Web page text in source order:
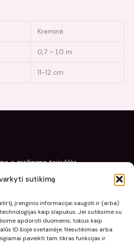
sutikimą
įrenginio informacijai saugoti ir (arba)
kaip slapukus. Jei sutiksime su
apdoroti duomenis, tokius kaip
ID šioje svetainėje. Nesutikimas arba
paveikti tam tikras funkcijas ir
Kreminė
0,7 – 1,0 m
11-12 cm
ir grąžinimo taisyklės
Slapukų politika